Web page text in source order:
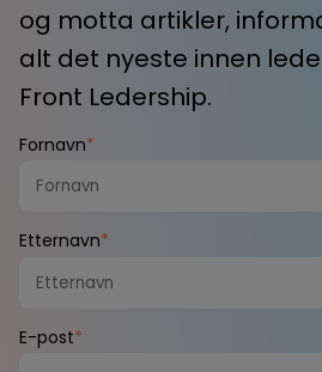
og motta artikler,
alt det nyeste innen
Front Ledership.
Fornavn*
Etternavn*
E-post*